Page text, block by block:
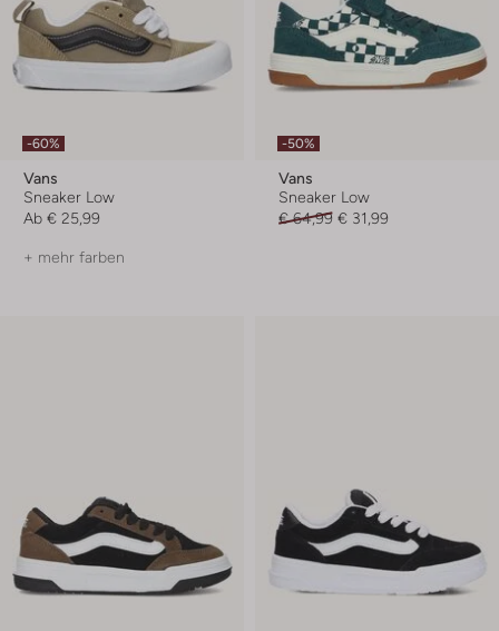
-60%
Vans
Sneaker Low
Ab € 25,99
+ mehr farben
-50%
Vans
Sneaker Low
€ 64,99 € 31,99